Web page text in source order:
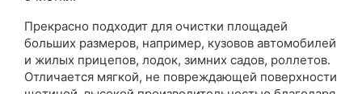
Прекрасно подходит для очистки площадей
больших размеров, например, кузовов автомобилей
и жилых прицепов, лодок, зимних садов, роллетов.
Отличается мягкой, не повреждающей поверхности